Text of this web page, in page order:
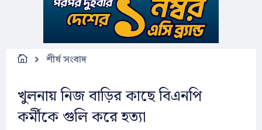
শীর্ষ সংবাদ
খুলনায় নিজ বাড়ির কাছে বিএনপি
কর্মীকে গুলি করে হত্যা